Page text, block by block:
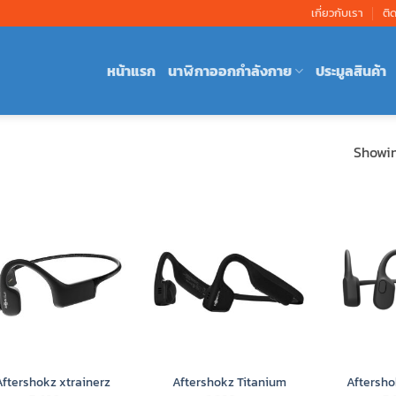
เกี่ยวกับเรา ติ
หน้าแรก นาฬิกาออกกำลังกาย ประมูลสินค้า
xtrainerz
Aftershokz Titanium